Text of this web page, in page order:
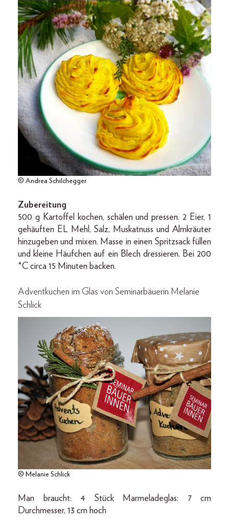
© Andrea Schilchegger
Zubereitung
500 g Kartoffel kochen, schälen und pressen. 2 Eier, 1
gehäuften EL Mehl, Salz, Muskatnuss und Almkräuter
hinzugeben und mixen. Masse in einen Spritzsack füllen
und kleine Häufchen auf ein Blech dressieren. Bei 200
°C circa 15 Minuten backen.
Adventkuchen im Glas von Seminarbäuerin Melanie
Schlick
© Melanie Schlick
Man braucht: 4 Stück Marmeladeglas: 7 cm
Durchmesser, 13 cm hoch